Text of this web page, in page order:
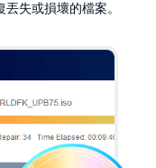
失或損壞的檔案。